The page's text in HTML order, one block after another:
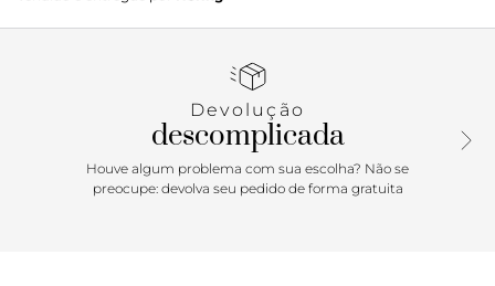
de algodão com uma linda padronagem listrada. Com alças
de mão confortáveis e uma abertura única, essa bolsa é
Seu design espaçoso acomoda todos os essenciais com
ou à praia.Detalhes da peça:Em sarjaAlças de mãoAbertura
únicaMedidas aproximadas:Altura: 32,5cmLargura:
57cmProfundidade: 23cmAlças de mão: 64cm
Devolução
descomplicada
Houve algum problema com sua escolha? Não se
preocupe: devolva seu pedido de forma gratuita